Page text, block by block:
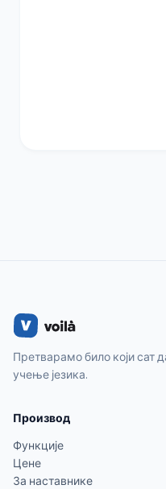
Претварамо било који сат
учење језика.
Производ
Функције
Цене
За наставнике